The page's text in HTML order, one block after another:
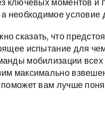
ключевых моментов
а необходимое
сказать, что
испытание для
мобилизации
максимально
вам лучше